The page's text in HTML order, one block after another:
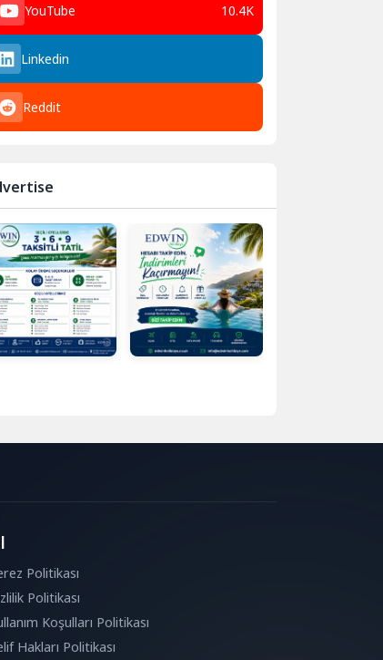
YouTube 10.4K
Linkedin
Reddit
Politikası
Politikası
Koşulları Politikası
Hakları Politikası